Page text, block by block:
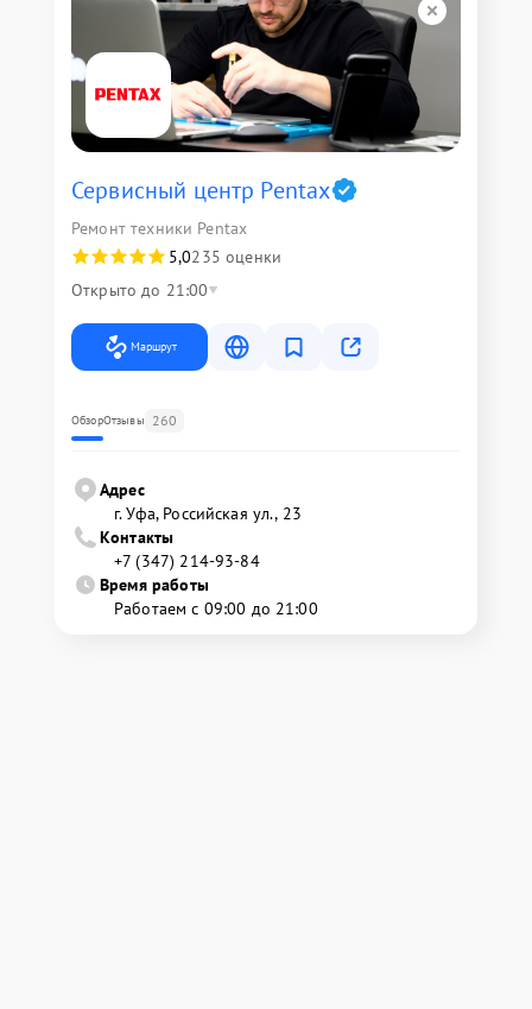
Сервисный центр Pentax
Ремонт техники Pentax
5,0235 оценки
Открыто до 21:00
Маршрут
ОбзорОтзывы 260
Адрес
г. Уфа, Российская ул., 23
Контакты
+7 (347) 214-93-84
Время работы
Работаем с 09:00 до 21:00